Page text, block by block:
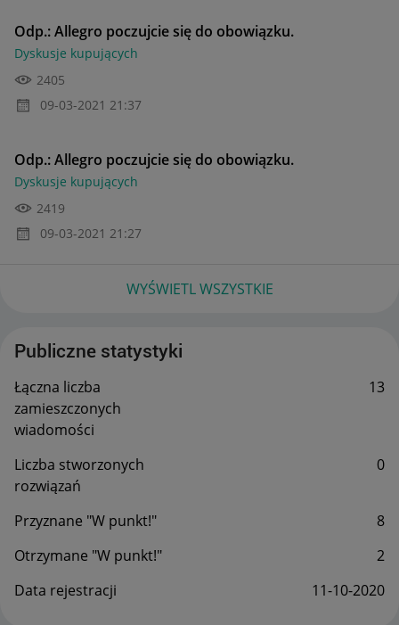
Odp.: Allegro poczujcie się do obowiązku.
Dyskusje kupujących
2405
‎09-03-2021 21:37
Odp.: Allegro poczujcie się do obowiązku.
Dyskusje kupujących
2419
‎09-03-2021 21:27
WYŚWIETL WSZYSTKIE
Publiczne statystyki
Łączna liczba
zamieszczonych
wiadomości
13
Liczba stworzonych
rozwiązań
0
Przyznane "W punkt!"
8
Otrzymane "W punkt!"
2
Data rejestracji
‎11-10-2020